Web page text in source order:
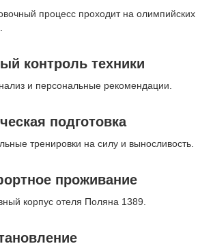
процесс проходит на олимпийских
контроль техники
и персональные рекомендации.
подготовка
тренировки на силу и выносливость.
проживание
корпус отеля Поляна 1389.